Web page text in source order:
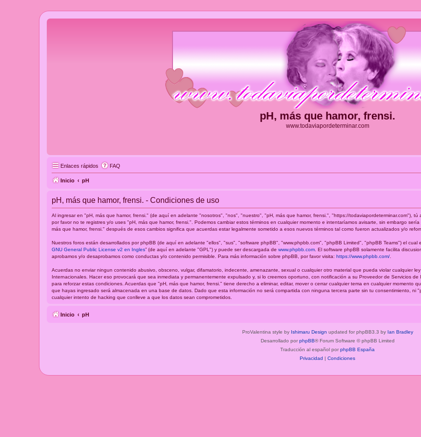
pH, más que hamor, frensi.
www.todaviapordeterminar.com
Enlaces rápidos FAQ
Inicio pH
pH, más que hamor, frensi. - Condiciones de uso
Al ingresar en "pH, más que hamor, frensi." (de aquí en adelante "nosotros", "nos", "nuestro", "pH, más que hamor, frensi.", "https://todaviapordeterminar.com"),
por favor no te registres y/o uses "pH, más que hamor, frensi.". Podemos cambiar estos términos en cualquier momento e intentaríamos avisarte, sin embargo
más que hamor, frensi." después de esos cambios significa que acuerdas estar legalmente sometido a esos nuevos términos tal como fueron actualizados y/o
Nuestros foros están desarrollados por phpBB (de aquí en adelante "ellos", "sus", "software phpBB", "www.phpbb.com", "phpBB Limited", "phpBB Teams") el cual
GNU General Public License v2 en Ingles” (de aquí en adelante "GPL") y puede ser descargada de www.phpbb.com . El software phpBB solamente facilita
aprobamos y/o desaprobamos como conductas y/o contenido permisible. Para más información sobre phpBB, por favor visita: https://www.phpbb.com/
Acuerdas no enviar ningun contenido abusivo, obsceno, vulgar, difamatorio, indecente, amenazante, sexual o cualquier otro material que pueda violar cualquier
Internacionales. Hacer eso provocará que sea inmediata y permanentemente expulsado y, si lo creemos oportuno, con notificación a su Proveedor de Servicios
para reforzar estas condiciones. Acuerdas que "pH, más que hamor, frensi." tiene derecho a eliminar, editar, mover o cerrar cualquier tema en cualquier momento
que hayas ingresado será almacenada en una base de datos. Dado que esta información no será compartida con ninguna tercera parte sin tu consentimiento, ni
cualquier intento de hacking que conlleve a que los datos sean comprometidos.
Inicio pH
ProValentina style by Ishimaru Design updated for phpBB3.3 by Ian Bradley
Desarrollado por phpBB® Forum Software © phpBB Limited
Traducción al español por phpBB España
Privacidad | Condiciones